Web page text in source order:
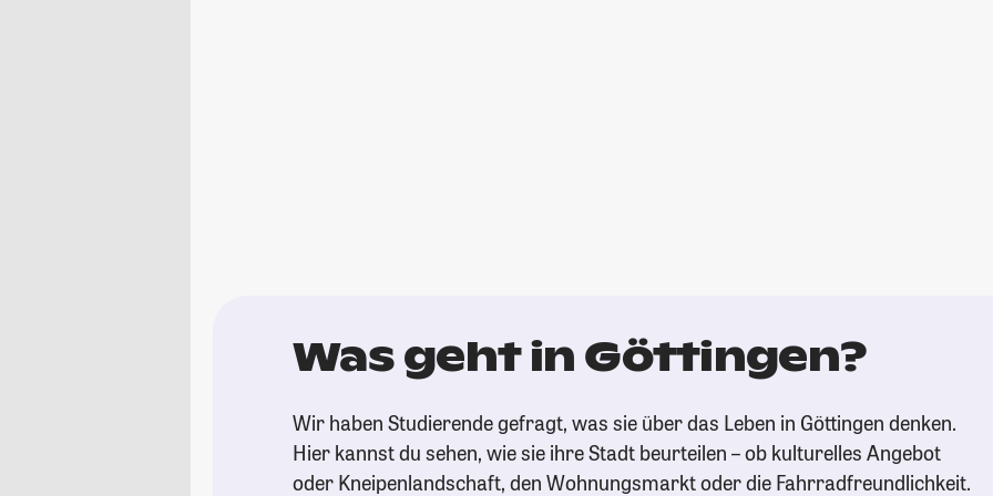
Was geht in Göttingen?
Wir haben Studierende gefragt, was sie über das Leben in Göttingen denken.
Hier kannst du sehen, wie sie ihre Stadt beurteilen – ob kulturelles Angebot
oder Kneipenlandschaft, den Wohnungsmarkt oder die Fahrradfreundlichkeit.